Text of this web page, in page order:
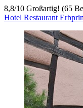
8,8/10 Großartig! (65
Hotel Restaurant